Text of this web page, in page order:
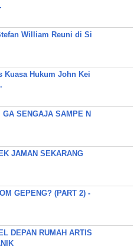
William Reuni di Si
Kuasa Hukum John Kei
GA SENGAJA SAMPE N
JAMAN SEKARANG
GEPENG? (PART 2) -
DEPAN RUMAH ARTIS